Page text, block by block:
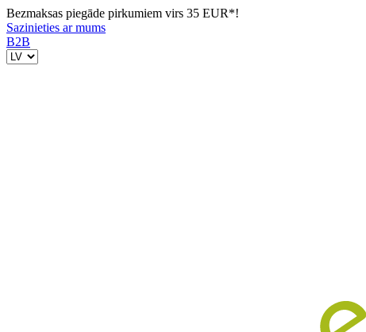
Bezmaksas piegāde pirkumiem virs 35 EUR*!
Sazinieties ar mums
B2B